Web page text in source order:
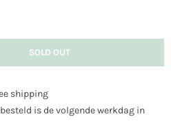
SOLD OUT
shipping
is de volgende werkdag in